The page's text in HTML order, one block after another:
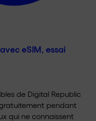
eSIM, essai
de Digital Republic
pendant
qui ne connaissent